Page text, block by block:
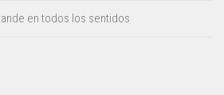
en todos los sentidos